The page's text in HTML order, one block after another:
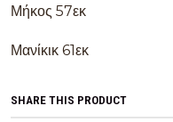
Μήκος 57εκ
Μανίκικ 61εκ
SHARE THIS PRODUCT